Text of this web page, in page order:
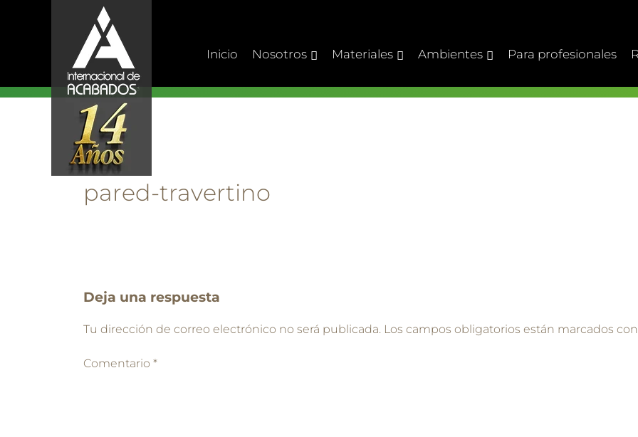
Inicio Nosotros Materiales Ambientes Para profesionales
pared-travertino
Deja una respuesta
Tu dirección de correo electrónico no será publicada. Los campos obligatorios están marcados
Comentario *